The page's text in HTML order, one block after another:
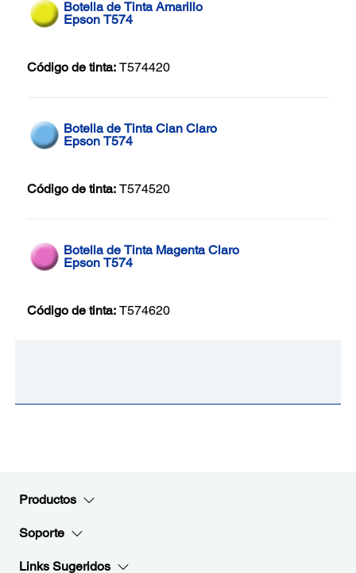
Botella de Tinta Amarillo
Epson T574
Código de tinta: T574420
Botella de Tinta Cian Claro
Epson T574
Código de tinta: T574520
Botella de Tinta Magenta Claro
Epson T574
Código de tinta: T574620
Productos
Soporte
Links Sugeridos